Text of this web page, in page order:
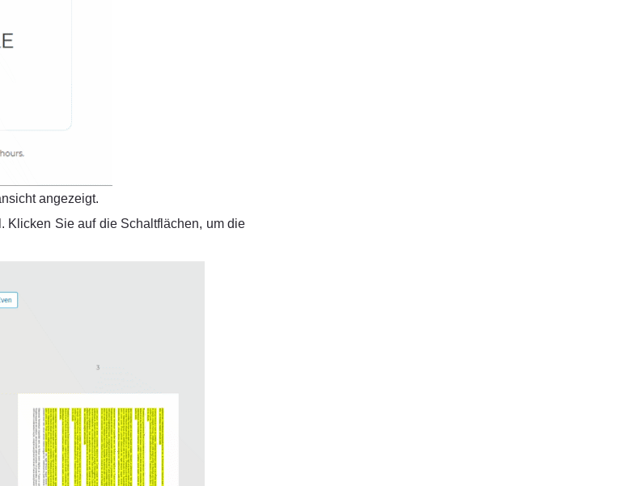
angezeigt.
Klicken Sie auf die Schaltflächen, um die